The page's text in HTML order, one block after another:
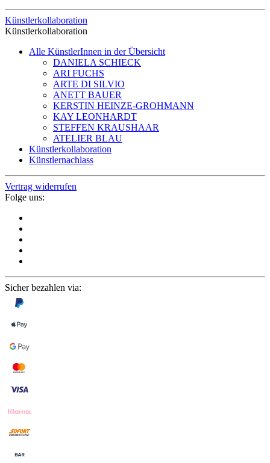
Künstlerkollaboration
Künstlerkollaboration
Alle KünstlerInnen in der Übersicht
DANIELA SCHIECK
ARI FUCHS
ARTE DI SILVIO
ANETT BAUER
KERSTIN HEINZE-GROHMANN
KAY LEONHARDT
STEFFEN KRAUSHAAR
ATELIER BLAU
Künstlerkollaboration
Künstlernachlass
Vertrag widerrufen
Folge uns:
Sicher bezahlen via: